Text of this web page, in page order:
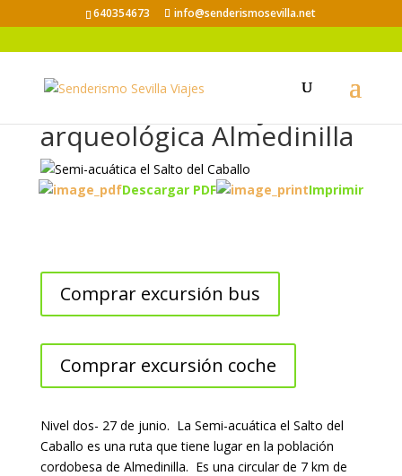
640354673 info@senderismosevilla.net
Salto del Caballo y
arqueológica Almedinilla
Descargar PDF Imprimir
Comprar excursión bus
Comprar excursión coche
Nivel dos- 27 de junio. La Semi-acuática el Salto del
Caballo es una ruta que tiene lugar en la población
cordobesa de Almedinilla. Es una circular de 7 km de